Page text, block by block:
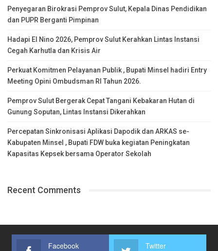
Penyegaran Birokrasi Pemprov Sulut, Kepala Dinas Pendidikan
dan PUPR Berganti Pimpinan
Hadapi El Nino 2026, Pemprov Sulut Kerahkan Lintas Instansi
Cegah Karhutla dan Krisis Air
Perkuat Komitmen Pelayanan Publik , Bupati Minsel hadiri Entry
Meeting Opini Ombudsman RI Tahun 2026.
Pemprov Sulut Bergerak Cepat Tangani Kebakaran Hutan di
Gunung Soputan, Lintas Instansi Dikerahkan
Percepatan Sinkronisasi Aplikasi Dapodik dan ARKAS se-
Kabupaten Minsel , Bupati FDW buka kegiatan Peningkatan
Kapasitas Kepsek bersama Operator Sekolah
Recent Comments
Facebook Twitter